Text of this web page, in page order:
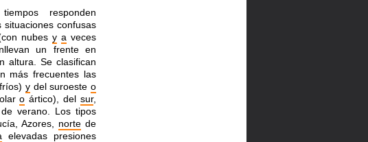
responden
confusas
nubesy a veces
un frente en
altura. Se clasifican
más frecuentes las
y del suroesteo
o ártico), delsur,
verano. Los tipos
Azores, nortede
elevadas presiones